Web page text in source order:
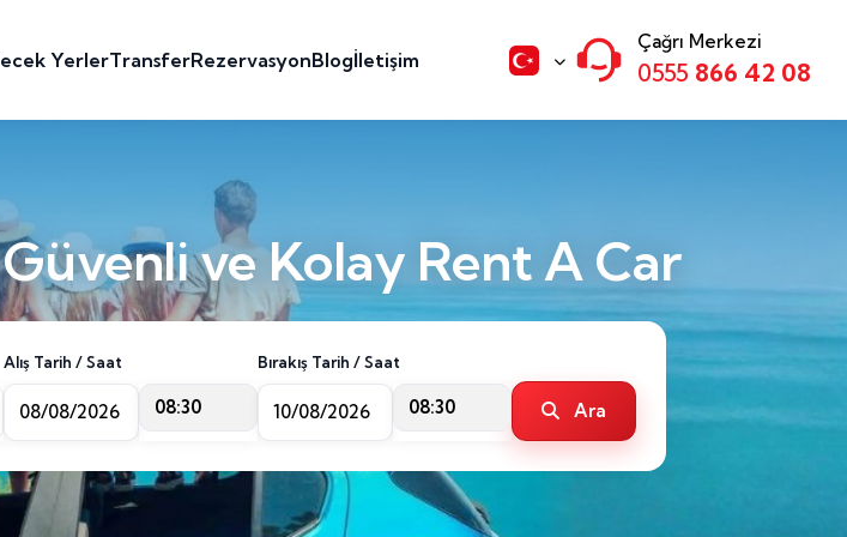
YerlerTransferRezervasyonBlogİletişim
Çağrı Merkezi
0555 866 42 08
ve Kolay Rent A Car
Alış Tarih / Saat
08:30
Bırakış Tarih / Saat
08:30 Ara